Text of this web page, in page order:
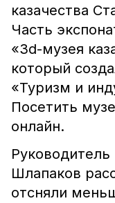
казачества
Часть
«3d-музея
который
«Туризм и
Посетить
онлайн.
Шлапаков
отсняли